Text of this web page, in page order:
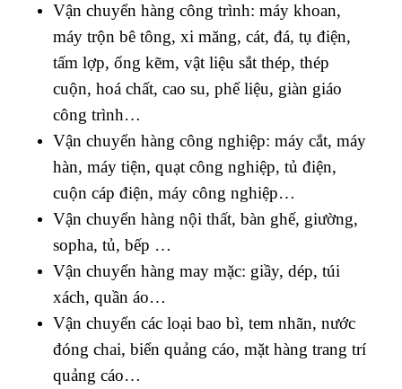
Vận chuyển hàng công trình: máy khoan,
máy trộn bê tông, xi măng, cát, đá, tụ điện,
tấm lợp, ống kẽm, vật liệu sắt thép, thép
cuộn, hoá chất, cao su, phế liệu, giàn giáo
công trình…
Vận chuyển hàng công nghiệp: máy cắt, máy
hàn, máy tiện, quạt công nghiệp, tủ điện,
cuộn cáp điện, máy công nghiệp…
Vận chuyển hàng nội thất, bàn ghế, giường,
sopha, tủ, bếp …
Vận chuyển hàng may mặc: giầy, dép, túi
xách, quần áo…
Vận chuyển các loại bao bì, tem nhãn, nước
đóng chai, biển quảng cáo, mặt hàng trang trí
quảng cáo…